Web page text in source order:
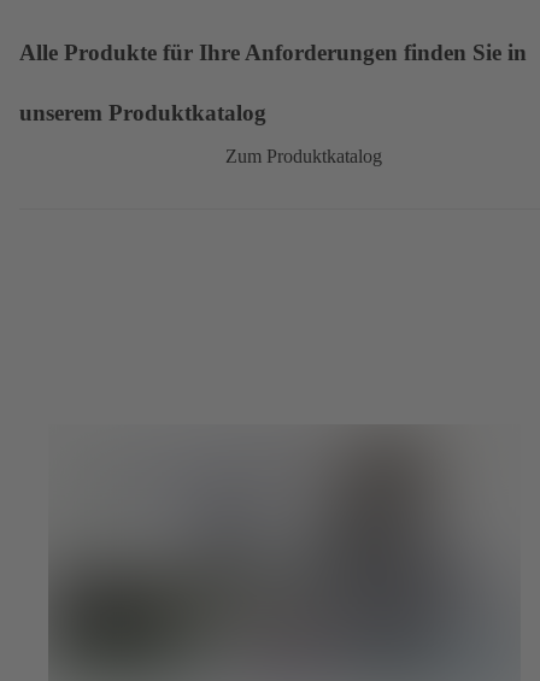
Alle Produkte für Ihre Anforderungen finden Sie in
unserem Produktkatalog
Zum Produktkatalog